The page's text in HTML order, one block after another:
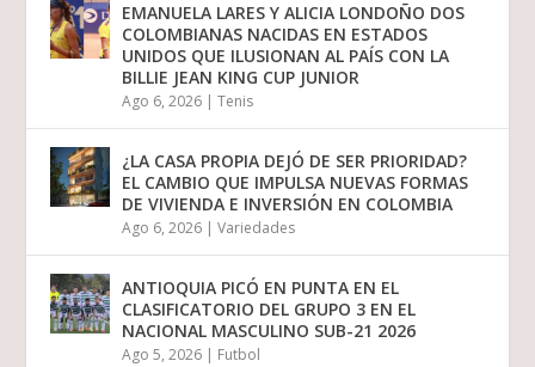
EMANUELA LARES Y ALICIA LONDOÑO DOS
COLOMBIANAS NACIDAS EN ESTADOS
UNIDOS QUE ILUSIONAN AL PAÍS CON LA
BILLIE JEAN KING CUP JUNIOR
Ago 6, 2026 |Tenis
¿LA CASA PROPIA DEJÓ DE SER PRIORIDAD?
EL CAMBIO QUE IMPULSA NUEVAS FORMAS
DE VIVIENDA E INVERSIÓN EN COLOMBIA
Ago 6, 2026 |Variedades
ANTIOQUIA PICÓ EN PUNTA EN EL
CLASIFICATORIO DEL GRUPO 3 EN EL
NACIONAL MASCULINO SUB-21 2026
Ago 5, 2026 | Futbol